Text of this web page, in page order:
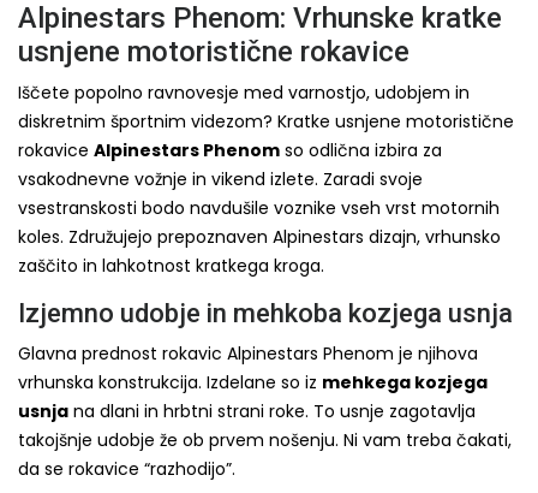
Alpinestars Phenom: Vrhunske kratke
usnjene motoristične rokavice
Iščete popolno ravnovesje med varnostjo, udobjem in
diskretnim športnim videzom? Kratke usnjene motoristične
rokavice Alpinestars Phenom so odlična izbira za
vsakodnevne vožnje in vikend izlete. Zaradi svoje
vsestranskosti bodo navdušile voznike vseh vrst motornih
koles. Združujejo prepoznaven Alpinestars dizajn, vrhunsko
zaščito in lahkotnost kratkega kroga.
Izjemno udobje in mehkoba kozjega usnja
Glavna prednost rokavic Alpinestars Phenom je njihova
vrhunska konstrukcija. Izdelane so iz mehkega kozjega
usnja na dlani in hrbtni strani roke. To usnje zagotavlja
takojšnje udobje že ob prvem nošenju. Ni vam treba čakati,
da se rokavice “razhodijo”.